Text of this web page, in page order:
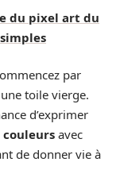
du pixel art du
par
toile vierge.
d’exprimer
couleurs avec
de donner vie à